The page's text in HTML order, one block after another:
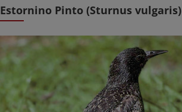
Estornino Pinto (Sturnus vulgaris)